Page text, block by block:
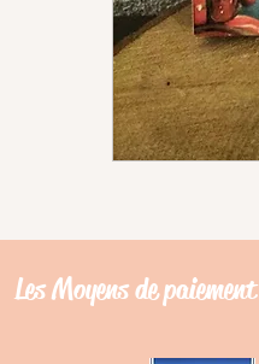
Les Moyens depaiement